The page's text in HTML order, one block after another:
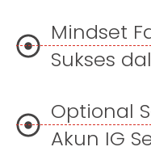
Mindset
Sukses
Optional
Akun IG